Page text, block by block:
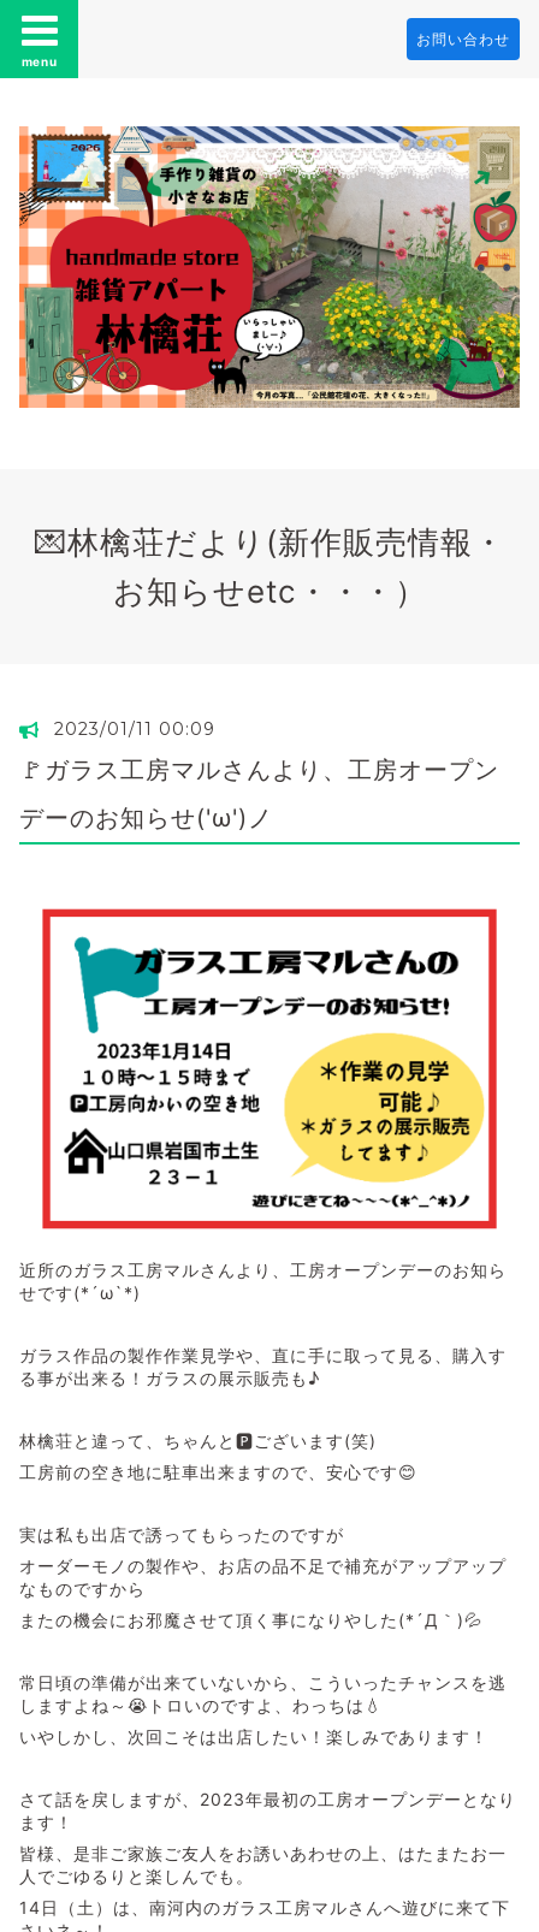
menu
お問い合わせ
💌林檎荘だより(新作販売情報・
お知らせetc・・・）
2023/01/11 00:09
🚩ガラス工房マルさんより、工房オープン
デーのお知らせ('ω')ノ
近所のガラス工房マルさんより、工房オープンデーのお知ら
せです(*´ω`*)
ガラス作品の製作作業見学や、直に手に取って見る、購入す
る事が出来る！ガラスの展示販売も♪
林檎荘と違って、ちゃんと🅿ございます(笑)
工房前の空き地に駐車出来ますので、安心です😊
実は私も出店で誘ってもらったのですが
オーダーモノの製作や、お店の品不足で補充がアップアップ
なものですから
またの機会にお邪魔させて頂く事になりやした(*´Д｀)💦
常日頃の準備が出来ていないから、こういったチャンスを逃
しますよね～😭トロいのですよ、わっちは💧
いやしかし、次回こそは出店したい！楽しみであります！
さて話を戻しますが、2023年最初の工房オープンデーとなり
ます！
皆様、是非ご家族ご友人をお誘いあわせの上、はたまたお一
人でごゆるりと楽しんでも。
14日（土）は、南河内のガラス工房マルさんへ遊びに来て下